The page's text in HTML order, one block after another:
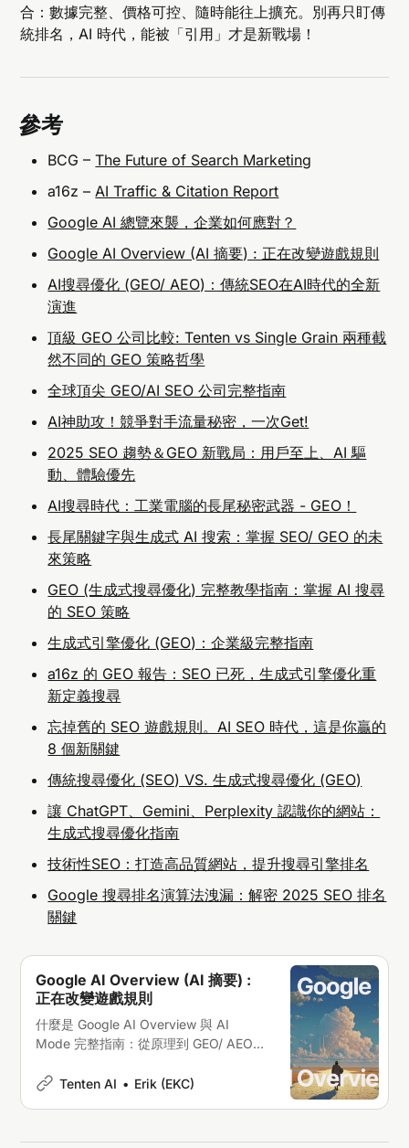
合：數據完整、價格可控、隨時能往上擴充。別再只盯傳
統排名，AI 時代，能被「引用」才是新戰場！
參考
BCG –The Future of Search Marketing
a16z – AI Traffic & Citation Report
Google AI 總覽來襲，企業如何應對？
Google AI Overview (AI 摘要) : 正在改變遊戲規則
AI搜尋優化 (GEO/ AEO)：傳統SEO在AI時代的全新
演進
頂級 GEO 公司比較: Tenten vs Single Grain 兩種截
然不同的 GEO 策略哲學
全球頂尖 GEO/AI SEO 公司完整指南
AI神助攻！競爭對手流量秘密，一次Get!
2025 SEO 趨勢＆GEO 新戰局：用戶至上、AI 驅
動、體驗優先
AI搜尋時代：工業電腦的長尾秘密武器 - GEO！
長尾關鍵字與生成式 AI 搜索：掌握 SEO/ GEO 的未
來策略
GEO (生成式搜尋優化) 完整教學指南：掌握 AI 搜尋
的 SEO 策略
生成式引擎優化 (GEO)：企業級完整指南
a16z 的 GEO 報告：SEO 已死，生成式引擎優化重
新定義搜尋
忘掉舊的 SEO 遊戲規則。AI SEO 時代，這是你贏的
8 個新關鍵
傳統搜尋優化 (SEO) VS. 生成式搜尋優化 (GEO)
讓 ChatGPT、Gemini、Perplexity 認識你的網站：
生成式搜尋優化指南
技術性SEO：打造高品質網站，提升搜尋引擎排名
Google 搜尋排名演算法洩漏：解密 2025 SEO 排名
關鍵
Google AI Overview (AI 摘要) :
正在改變遊戲規則
什麼是 Google AI Overview 與 AI
Mode 完整指南：從原理到 GEO/ AEO
Tenten AI
Erik (EKC)